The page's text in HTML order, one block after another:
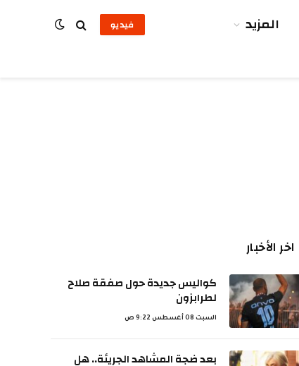
المزيد فيديو
اخر الأخبار
كواليس جديدة حول صفقة صلاح
لطرابزون
السبت 08 أغسطس 9:22 ص
بعد ضجة المشاهد الجريئة.. هل